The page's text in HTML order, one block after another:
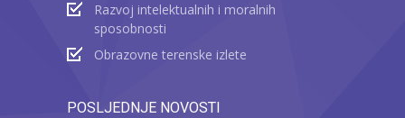
Razvoj intelektualnih i moralnih
sposobnosti
Obrazovne terenske izlete
POSLJEDNJE NOVOSTI